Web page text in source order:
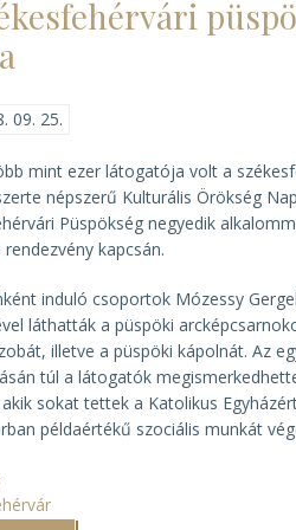
09. 25.
mint ezer látogatója volt a
népszerű Kulturális Örökség
Püspökség negyedik
kapcsán.
induló csoportok Mózessy
láthatták a püspöki
illetve a püspöki kápolnát. Az
túl a látogatók
sokat tettek a Katolikus
példaértékű szociális munkát